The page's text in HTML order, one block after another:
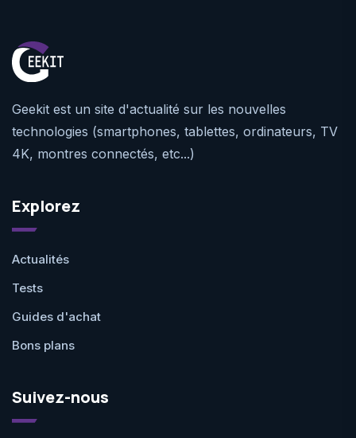
Geekit est un site d'actualité sur les nouvelles
technologies (smartphones, tablettes, ordinateurs, TV
4K, montres connectés, etc...)
Explorez
Actualités
Tests
Guides d'achat
Bons plans
Suivez-nous